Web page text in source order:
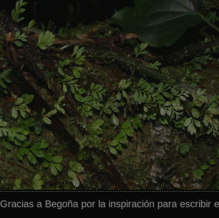
Gracias a Begoña por la inspiración para escribir